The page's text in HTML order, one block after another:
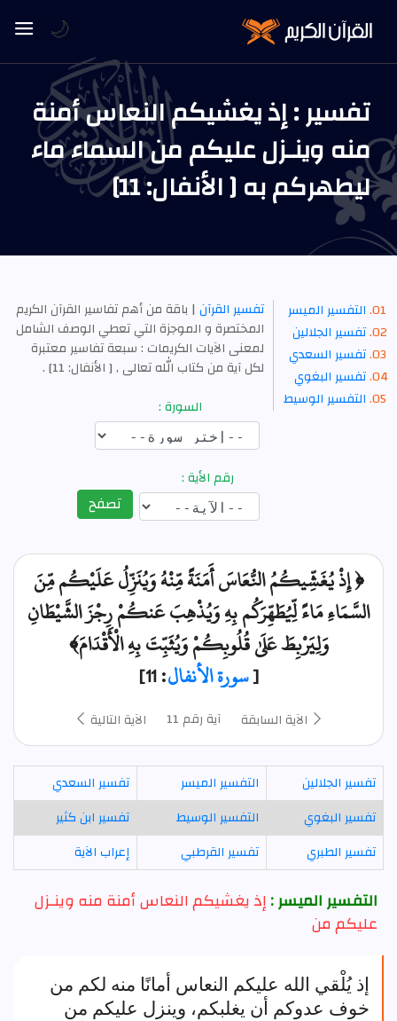
تفسير : إذ يغشيكم النعاس أمنة
منه وينـزل عليكم من السماء ماء
ليطهركم به [ الأنفال: 11]
التفسير الميسر
تفسير الجلالين
تفسير السعدي
تفسير البغوي
التفسير الوسيط
تفسير القرآن | باقة من أهم تفاسير القرآن الكريم
المختصرة و الموجزة التي تعطي الوصف الشامل
لمعنى الآيات الكريمات : سبعة تفاسير معتبرة
لكل آية من كتاب الله تعالى , [ الأنفال: 11] .
السورة :
رقم الأية :
تصفح
﴿ إِذْ يُغَشِّيكُمُ النُّعَاسَ أَمَنَةً مِّنْهُ وَيُنَزِّلُ عَلَيْكُم مِّنَ
السَّمَاءِ مَاءً لِّيُطَهِّرَكُم بِهِ وَيُذْهِبَ عَنكُمْ رِجْزَ الشَّيْطَانِ
وَلِيَرْبِطَ عَلَىٰ قُلُوبِكُمْ وَيُثَبِّتَ بِهِ الْأَقْدَامَ﴾
[سورة الأنفال: 11]
الآية السابقة آية رقم 11 الآية التالية
تفسير الجلالين التفسير الميسر
تفسير السعدي
تفسير البغوي
التفسير الوسيط
تفسير ابن كثير
تفسير الطبري
تفسير القرطبي إعراب الآية
التفسير الميسر :إذ يغشيكم النعاس أمنة منه وينـزل
عليكم من
إذ يُلْقي الله عليكم النعاس أمانًا منه لكم من
خوف عدوكم أن يغلبكم، وينزل عليكم من
🌙